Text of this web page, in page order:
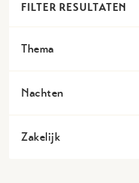
FILTER RESULTATEN
Thema
Nachten
Zakelijk